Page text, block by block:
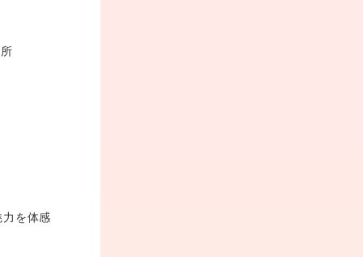
を体感